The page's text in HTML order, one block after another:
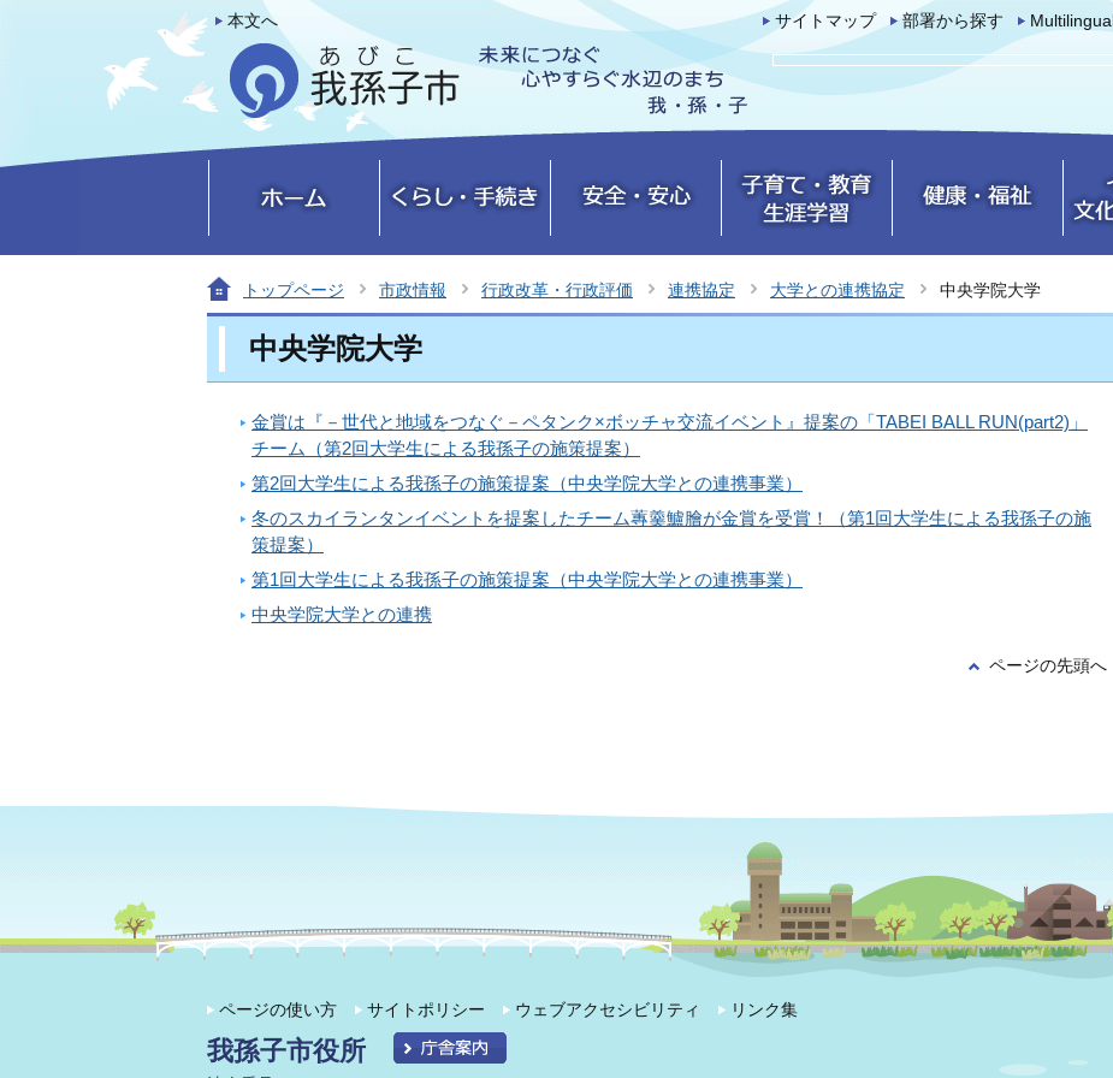
本文へ サイトマップ 部署から探す Multilingual
トップページ 市政情報 行政改革・行政評価 連携協定 大学との連携協定 中央学院大学
中央学院大学
金賞は『－世代と地域をつなぐ－ペタンク×ボッチャ交流イベント』提案の「TABEI BALL RUN(part2)」
チーム（第2回大学生による我孫子の施策提案）
第2回大学生による我孫子の施策提案（中央学院大学との連携事業）
冬のスカイランタンイベントを提案したチーム蓴羹鱸膾が金賞を受賞！（第1回大学生による我孫子の施
策提案）
第1回大学生による我孫子の施策提案（中央学院大学との連携事業）
中央学院大学との連携
ページの先頭へ
ページの使い方 サイトポリシー ウェブアクセシビリティ リンク集
我孫子市役所